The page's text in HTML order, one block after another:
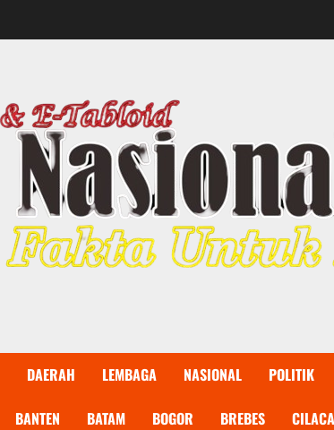
DAERAH LEMBAGA NASIONAL POLITIK
BANTEN BATAM BOGOR BREBES